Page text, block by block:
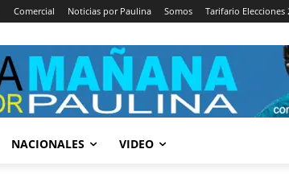
Comercial Noticias por Paulina Somos Tarifario Elecciones
NACIONALES VIDEO